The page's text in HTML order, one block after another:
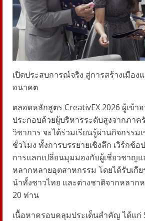
เปิดประสบการณ์จริง สู่การสร้างเมือง
อนาคต
ตลอดหลักสูตร CreativEX 2026 ผู้เข้า
ประกอบด้วยผู้บริหารระดับสูงจากภาค
วิชาการ จะได้ร่วมเรียนรู้ผ่านกิจกรรม
ชั่วโมง ทั้งการบรรยายเชิงลึก เวิร์กช้อ
การแลกเปลี่ยนมุมมองกับผู้เชี่ยวชาญแ
หลากหลายอุตสาหกรรม โดยได้รับเกี
นำทั้งชาวไทย และต่างชาติจากหลาก
20 ท่าน
เนื้อหาครอบคลุมประเด็นสำคัญ ได้แก่